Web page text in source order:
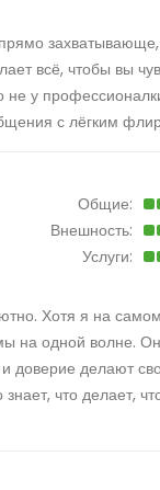
всё, чтобы вы
не у
с лёгким
Общие:
Внешность:
Услуги:
Хотя я на
на одной волне.
доверие делают
что делает,